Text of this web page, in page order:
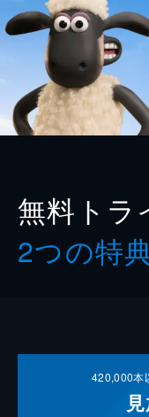
無料トラ
2つの特
420,000本